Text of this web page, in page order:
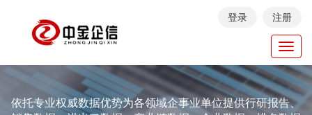
登录 注册
依托专业权威数据优势为各领域企事业单位提供行研报告、